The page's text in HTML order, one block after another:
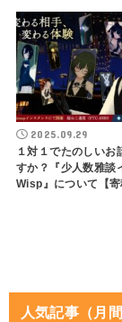
2025.09.29
１対１でたのしいお
すか？『少人数雅談
Wisp』について【寄
人気記事（月間